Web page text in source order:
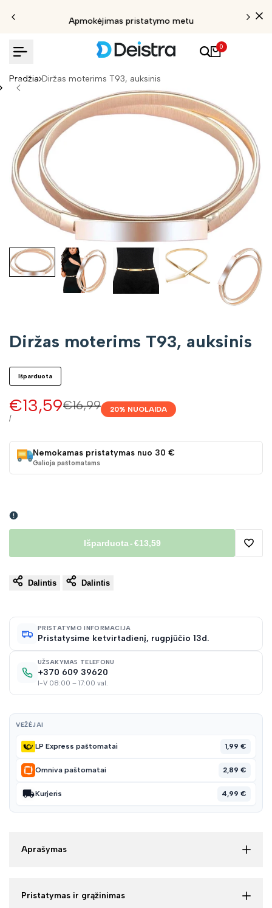
Apmokėjimas pristatymo metu
0
Pradžia Diržas moterims T93, auksinis
Diržas moterims T93, auksinis
Išparduota
Įprasta
€16,99
Pardavimo
kaina
€13,59
VIENETO
/
20% NUOLAIDA
Nemokamas pristatymas nuo 30 €
Galioja paštomatams
Išparduota-€13,59
Dalintis Dalintis
PRISTATYMO INFORMACIJA
Pristatysime ketvirtadienį, rugpjūčio 13d.
UŽSAKYMAS TELEFONU
+370 609 39620
I-V 08:00 – 17:00 val.
VEŽĖJAI
LP Express paštomatai 1,99 €
Omniva paštomatai 2,89 €
Kurjeris 4,99 €
Aprašymas
Pristatymas ir grąžinimas